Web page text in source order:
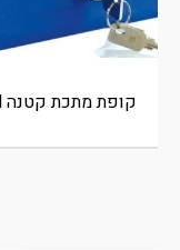
קופת מתכת קטנה SIH